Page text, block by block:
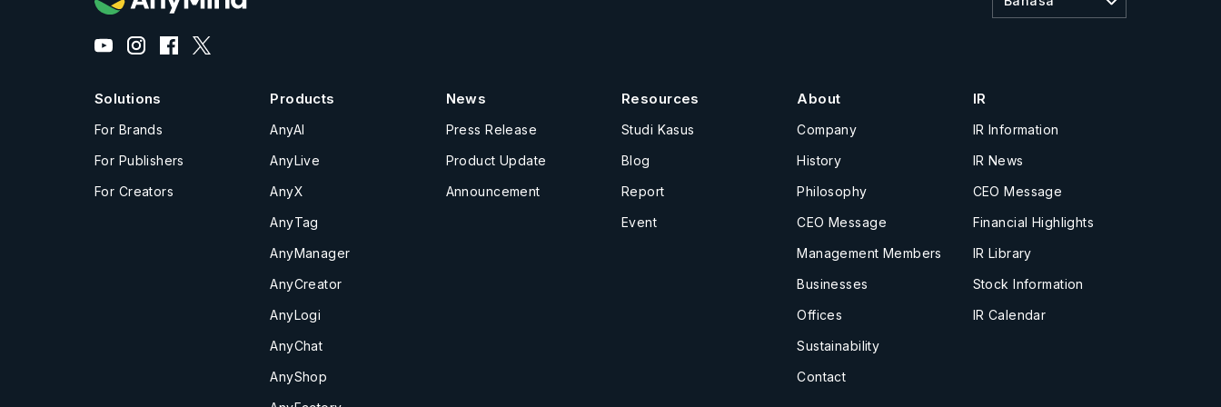
Solutions
For Brands
For Publishers
For Creators
Products
AnyAI
AnyLive
AnyX
AnyTag
AnyManager
AnyCreator
AnyLogi
AnyChat
AnyShop
News
Press Release
Product Update
Announcement
Resources
Studi Kasus
Blog
Report
Event
About
Company
History
Philosophy
CEO Message
Management Members
Businesses
Offices
Sustainability
Contact
IR
IR Information
IR News
CEO Message
Financial Highlights
IR Library
Stock Information
IR Calendar